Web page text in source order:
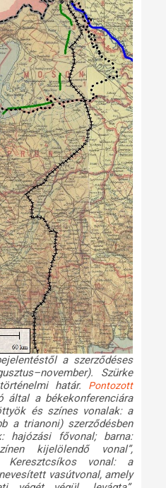
a szerződéses
Szürke
határ.
Pontozott
a békekonferenciára
és színes vonalak: a
a trianoni) szerződésben
hajózási fővonal; barna:
kijelölendő vonal”,
Keresztcsíkos vonal: a
vasútvonal, amely